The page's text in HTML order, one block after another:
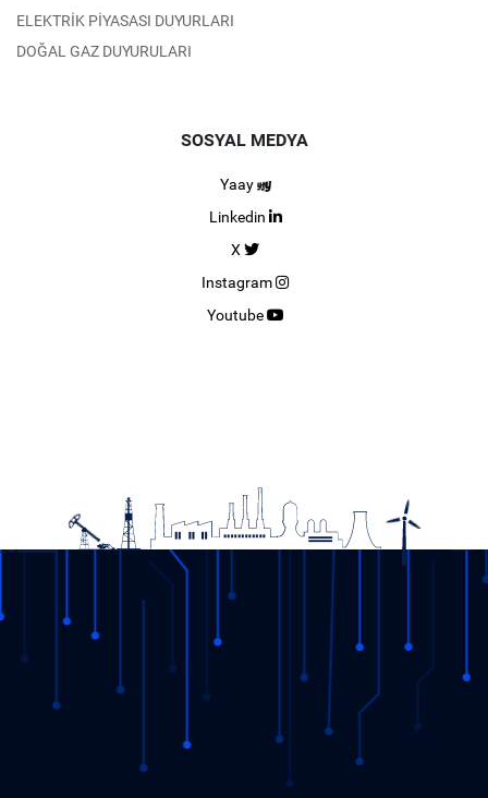
ELEKTRİK PİYASASI DUYURLARI
DOĞAL GAZ DUYURULARI
SOSYAL MEDYA
Yaay
Linkedin
X
Instagram
Youtube